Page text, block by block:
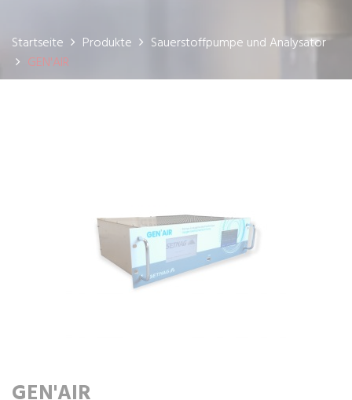
Startseite Produkte
Sauerstoffpumpe und Analysator
GEN'AIR